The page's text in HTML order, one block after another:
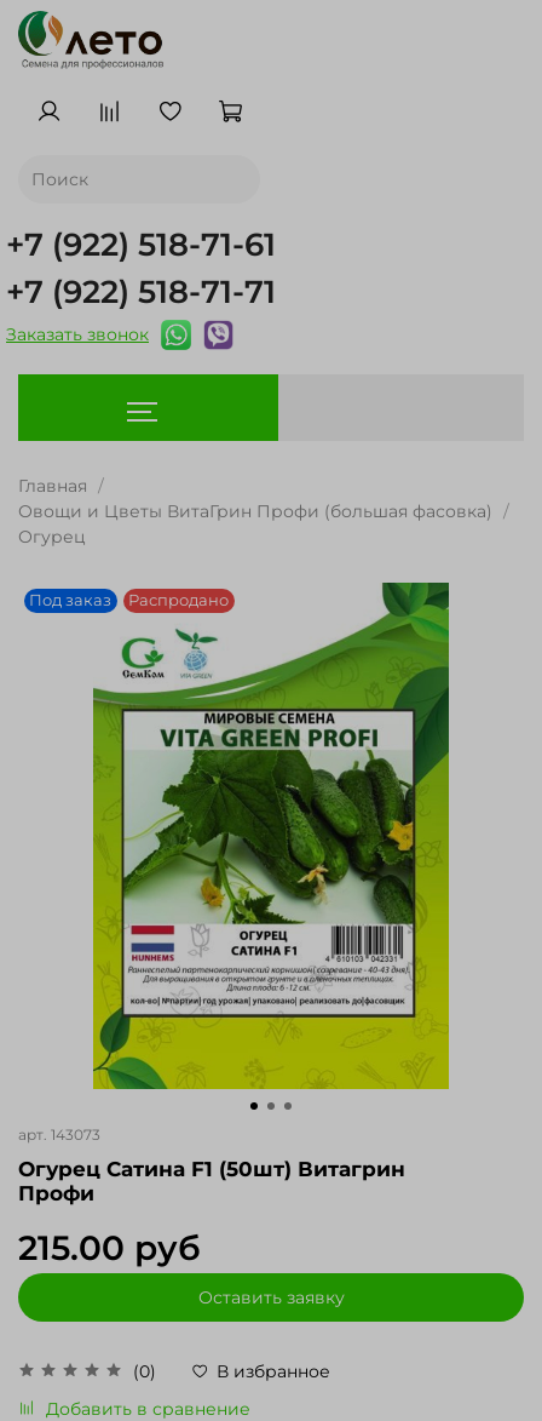
+7 (922) 518-71-61
+7 (922) 518-71-71
Заказать звонок
Главная
Овощи и Цветы ВитаГрин Профи (большая фасовка)
Огурец
Под заказ Распродано
арт. 143073
Огурец Сатина F1 (50шт) Витагрин
Профи
(0)
В избранное
Добавить в сравнение
215.00 руб
Оставить заявку